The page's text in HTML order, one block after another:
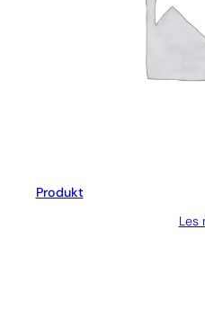
Produkt
Les